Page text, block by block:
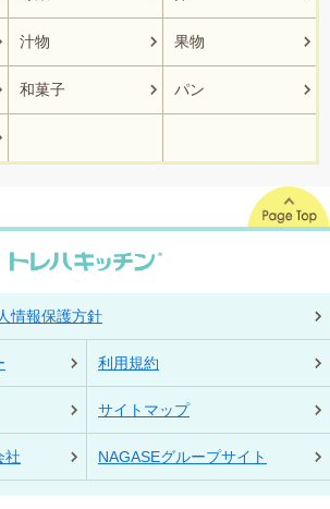
汁物 果物
和菓子 パン
情報保護方針
利用規約
サイトマップ
社 NAGASEグループサイト